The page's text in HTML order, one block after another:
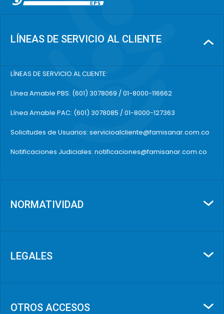
LÍNEAS DE SERVICIO AL CLIENTE
LÍNEAS DE SERVICIO AL CLIENTE:
Línea Amable PBS: (601) 3078069 / 01-8000-116662
Línea Amable PAC: (601) 3078085 / 01-8000-127363
Solicitudes de Usuarios: servicioalcliente@famisanar.com.co
Notificaciones Judiciales: notificaciones@famisanar.com.co
NORMATIVIDAD
LEGALES
OTROS ACCESOS